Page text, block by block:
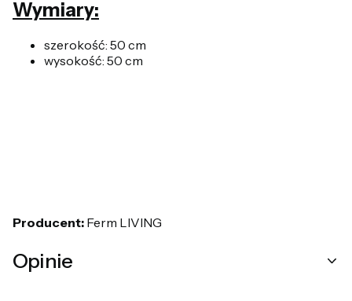
Wymiary:
szerokość: 50 cm
wysokość: 50 cm
Producent: Ferm LIVING
Opinie